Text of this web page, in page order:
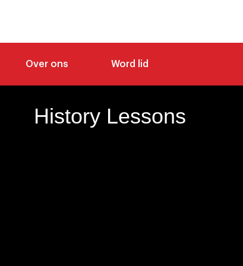
Over ons Word lid
History Lessons